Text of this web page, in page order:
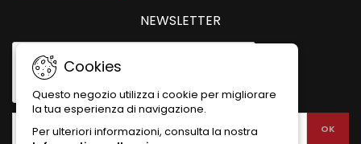
Cookies
Questo negozio utilizza i cookie per migliorare
la tua esperienza di navigazione.
Per ulteriori informazioni, consulta la nostra
NEWSLETTER